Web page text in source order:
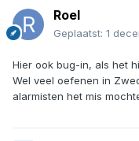
Roel
Geplaatst: 1
Hier ook bug-in, als het
Wel veel oefenen in
alarmisten het mis